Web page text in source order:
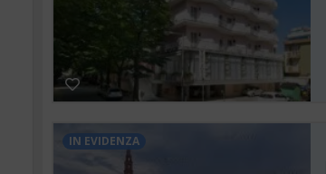
IN EVIDENZA